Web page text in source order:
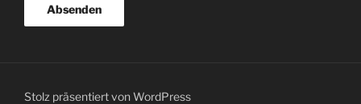
Stolz präsentiert von WordPress